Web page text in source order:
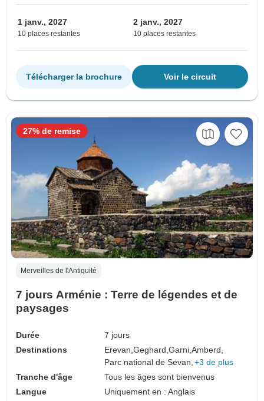
1 janv., 2027
10 places restantes
2 janv., 2027
10 places restantes
Voir le circuit
Télécharger la brochure
Merveilles de l'Antiquité
7 jours Arménie : Terre de légendes et de
paysages
Durée
7 jours
Destinations
Erevan,Geghard,Garni,Amberd,
Parc national de Sevan, +3 de plus
Tranche d'âge
Tous les âges sont bienvenus
Langue
Uniquement en : Anglais
27% de remise